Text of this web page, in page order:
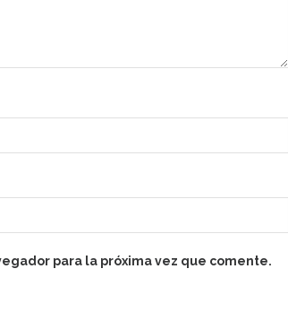
para la próxima vez que comente.